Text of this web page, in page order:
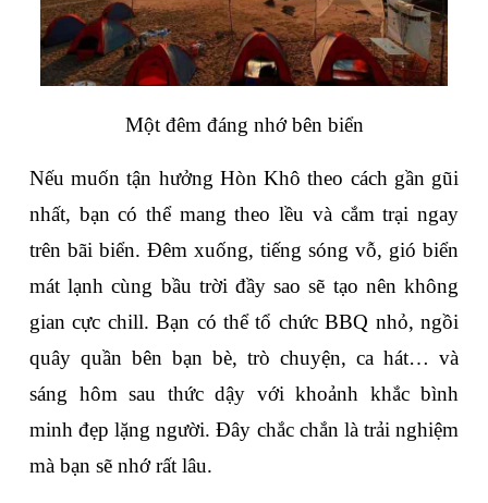
Một đêm đáng nhớ bên biển
Nếu muốn tận hưởng Hòn Khô theo cách gần gũi
nhất, bạn có thể mang theo lều và cắm trại ngay
trên bãi biển. Đêm xuống, tiếng sóng vỗ, gió biển
mát lạnh cùng bầu trời đầy sao sẽ tạo nên không
gian cực chill. Bạn có thể tổ chức BBQ nhỏ, ngồi
quây quần bên bạn bè, trò chuyện, ca hát… và
sáng hôm sau thức dậy với khoảnh khắc bình
minh đẹp lặng người. Đây chắc chắn là trải nghiệm
mà bạn sẽ nhớ rất lâu.